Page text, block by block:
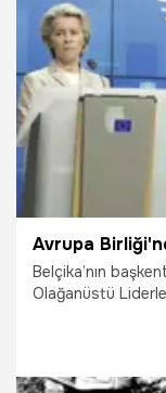
1.08.2022
Belçika’nın
Olağanüstü